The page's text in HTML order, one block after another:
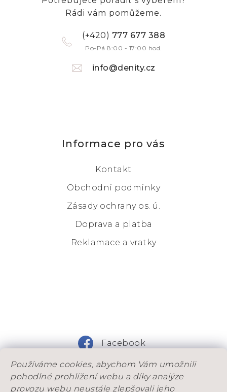
Používáme cookies, abychom Vám umožnili
pohodlné prohlížení webu a díky analýze
provozu webu neustále zlepšovali jeho
Rádi vám pomůžeme.
(+420) 777 677 388
Po-Pá 8:00 - 17:00 hod.
info@denity.cz
Informace pro vás
Kontakt
Obchodní podmínky
Zásady ochrany os. ú.
Doprava a platba
Reklamace a vratky
Facebook
Instagram